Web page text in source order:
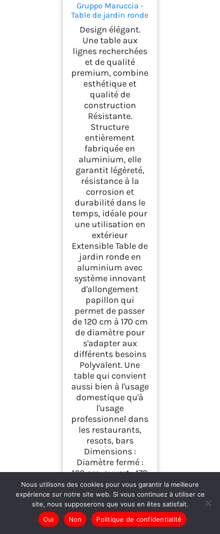
Gruppo Maruccia -
Table de jardin ronde
en aluminium -
Structure extensible
de 120 à 170 cm -
Mobilier extérieur,
Bars, Restaurants
(Antracite)
Design élégant.
Une table aux
lignes recherchées
et de qualité
premium, combine
esthétique et
qualité de
construction
Résistante.
Structure
entièrement
fabriquée en
aluminium, elle
garantit légèreté,
résistance à la
corrosion et
durabilité dans le
temps, idéale pour
une utilisation en
extérieur
Extensible Table de
jardin ronde en
aluminium avec
système innovant
d'allongement
papillon qui
permet de passer
de 120 cm à 170 cm
de diamètre pour
s'adapter aux
différents besoins
Polyvalent. Une
table qui convient
aussi bien à l'usage
domestique qu'à
l'usage
professionnel dans
les restaurants,
resots, bars
Dimensions :
Diamètre fermé :
120 cm, ouvert : 170
cm, profondeur :
90 cm, hauteur : 77
cm, parfait pour
accueillir jusqu'à 8
personnes
Nous utilisons des cookies pour vous garantir la meilleure
expérience sur notre site web. Si vous continuez à utiliser ce
site, nous supposerons que vous en êtes satisfait.
Oui
Non Politique de confidentialité